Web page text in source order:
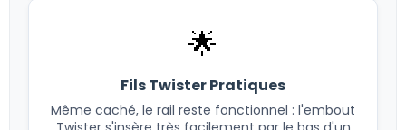
🌟
Fils Twister Pratiques
Même caché, le rail reste fonctionnel : l'embout